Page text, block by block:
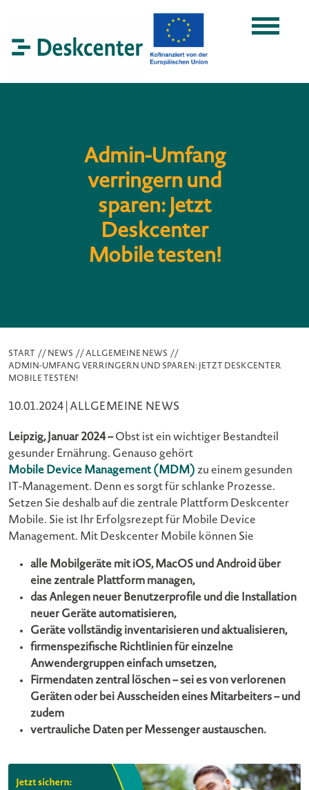
Admin-Umfang
verringern und
sparen: Jetzt
Deskcenter
Mobile testen!
START // NEWS // ALLGEMEINE NEWS //
ADMIN-UMFANG VERRINGERN UND SPAREN: JETZT DESKCENTER
MOBILE TESTEN!
10.01.2024 | ALLGEMEINE NEWS
Leipzig, Januar 2024 –Obst ist ein wichtiger Bestandteil
gesunder Ernährung. Genauso gehört
Mobile Device Management(MDM) zu einem gesunden
IT-Management. Denn es sorgt für schlanke Prozesse.
Setzen Sie deshalb auf die zentrale Plattform Deskcenter
Mobile. Sie ist Ihr Erfolgsrezept für Mobile Device
Management. Mit Deskcenter Mobile können Sie
alle Mobilgeräte mit iOS, MacOS und Android über
eine zentrale Plattform managen,
das Anlegen neuer Benutzerprofile und die Installation
neuer Geräte automatisieren,
Geräte vollständig inventarisieren und aktualisieren,
firmenspezifische Richtlinien für einzelne
Anwendergruppen einfach umsetzen,
Firmendaten zentral löschen – sei es von verlorenen
Geräten oder bei Ausscheiden eines Mitarbeiters – und
zudem
vertrauliche Daten per Messenger austauschen.